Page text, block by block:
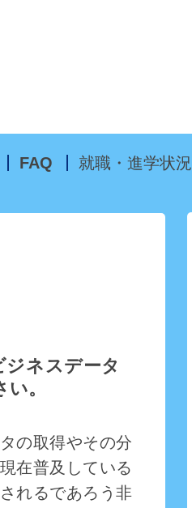
FAQ 就職・進学状況
ネスデータ
。
の取得やその分
在普及している
れるであろう非